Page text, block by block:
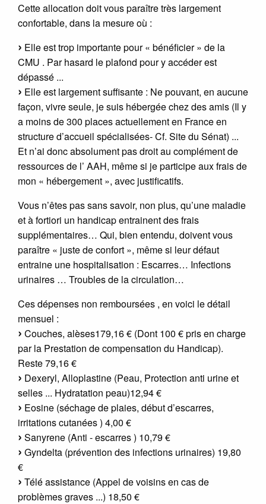
Cette allocation doit vous paraître très largement
confortable, dans la mesure où :
Elle est trop importante pour « bénéficier » de la
CMU . Par hasard le plafond pour y accéder est
dépassé ...
Elle est largement suffisante : Ne pouvant, en aucune
façon, vivre seule, je suis hébergée chez des amis (Il y
a moins de 300 places actuellement en France en
structure d’accueil spécialisées- Cf. Site du Sénat) ...
Et n’ai donc absolument pas droit au complément de
ressources de l’ AAH, même si je participe aux frais de
mon « hébergement », avec justificatifs.
Vous n’êtes pas sans savoir, non plus, qu’une maladie
et à fortiori un handicap entrainent des frais
supplémentaires… Qui, bien entendu, doivent vous
paraître « juste de confort », même si leur défaut
entraine une hospitalisation : Escarres… Infections
urinaires … Troubles de la circulation…
Ces dépenses non remboursées , en voici le détail
mensuel :
Couches, alèses179,16 € (Dont 100 € pris en charge
par la Prestation de compensation du Handicap).
Reste 79,16 €
Dexeryl, Alloplastine (Peau, Protection anti urine et
selles ... Hydratation peau)12,94 €
Eosine (séchage de plaies, début d’escarres,
irritations cutanées ) 4,00 €
Sanyrene (Anti - escarres ) 10,79 €
Gyndelta (prévention des infections urinaires) 19,80
€
Télé assistance (Appel de voisins en cas de
problèmes graves ...) 18,50 €